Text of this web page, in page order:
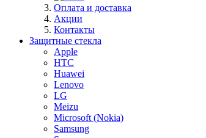
Оплата и доставка
Акции
Контакты
Защитные стекла
Apple
HTC
Huawei
Lenovo
LG
Meizu
Microsoft (Nokia)
Samsung